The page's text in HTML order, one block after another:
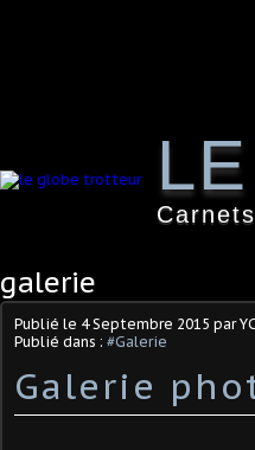
galerie
Publié le 4 Septembre 2015 par YC
Publié dans : #Galerie
Galerie